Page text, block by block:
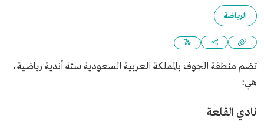
الرياضة
تضم منطقة الجوف بالمملكة العربية السعودية ستة أندية رياضية،
هي:
نادي القلعة